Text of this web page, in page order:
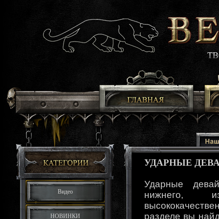
Видео
НОВИНКИ
УДАРНЫЕ
Ударные
нижнего,
разделе вы